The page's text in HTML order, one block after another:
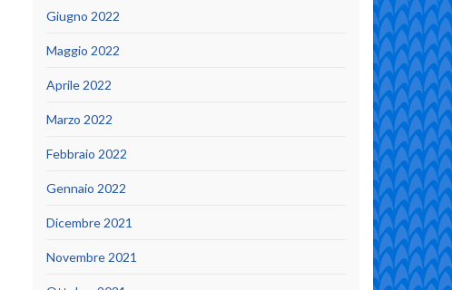
Giugno 2022
Maggio 2022
Aprile 2022
Marzo 2022
Febbraio 2022
Gennaio 2022
Dicembre 2021
Novembre 2021